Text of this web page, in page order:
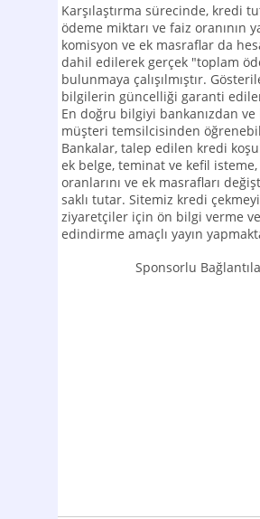
Karşılaştırma sürecinde, kredi
ödeme miktarı ve faiz oranının
komisyon ve ek masraflar da
dahil edilerek gerçek "toplam
bulunmaya çalışılmıştır.
bilgilerin güncelliği garanti
En doğru bilgiyi bankanızdan ve
müşteri temsilcisinden
Bankalar, talep edilen kredi
ek belge, teminat ve kefil
oranlarını ve ek masrafları
saklı tutar. Sitemiz kredi
ziyaretçiler için ön bilgi verme
edindirme amaçlı yayın
Sponsorlu